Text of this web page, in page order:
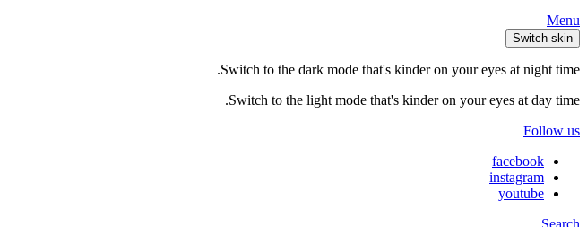
Menu
Switch skin
Switch to the dark mode that's kinder on your eyes at night time.
Switch to the light mode that's kinder on your eyes at day time.
Follow us
facebook
instagram
youtube